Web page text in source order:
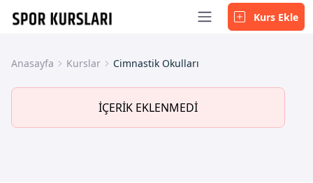
Kurs Ekle
Anasayfa Kurslar Cimnastik Okulları
İÇERİK EKLENMEDİ